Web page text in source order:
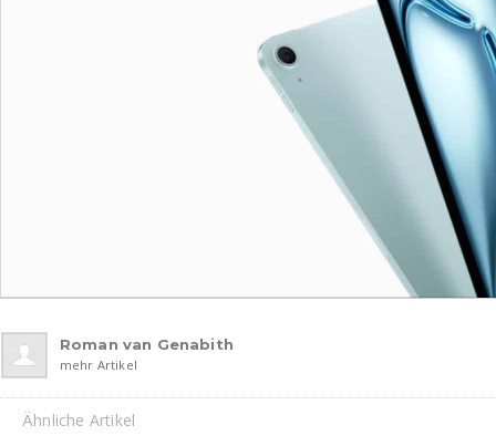
Roman van Genabith
mehr Artikel
Ähnliche Artikel